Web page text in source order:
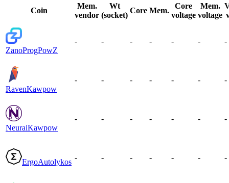
Coin
Mem.
vendor
Wt
(socket)
Core Mem.
Core
voltage
Mem.
voltage
ZanoProgPowZ
- - - - - - -
RavenKawpow
- - - - - - -
NeuraiKawpow
- - - - - - -
ErgoAutolykos
- - - - - - -